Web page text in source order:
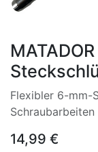
Flexibler 6-mm-
14,99 €